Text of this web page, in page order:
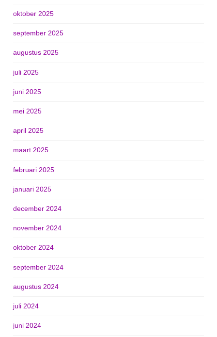
oktober 2025
september 2025
augustus 2025
juli 2025
juni 2025
mei 2025
april 2025
maart 2025
februari 2025
januari 2025
december 2024
november 2024
oktober 2024
september 2024
augustus 2024
juli 2024
juni 2024